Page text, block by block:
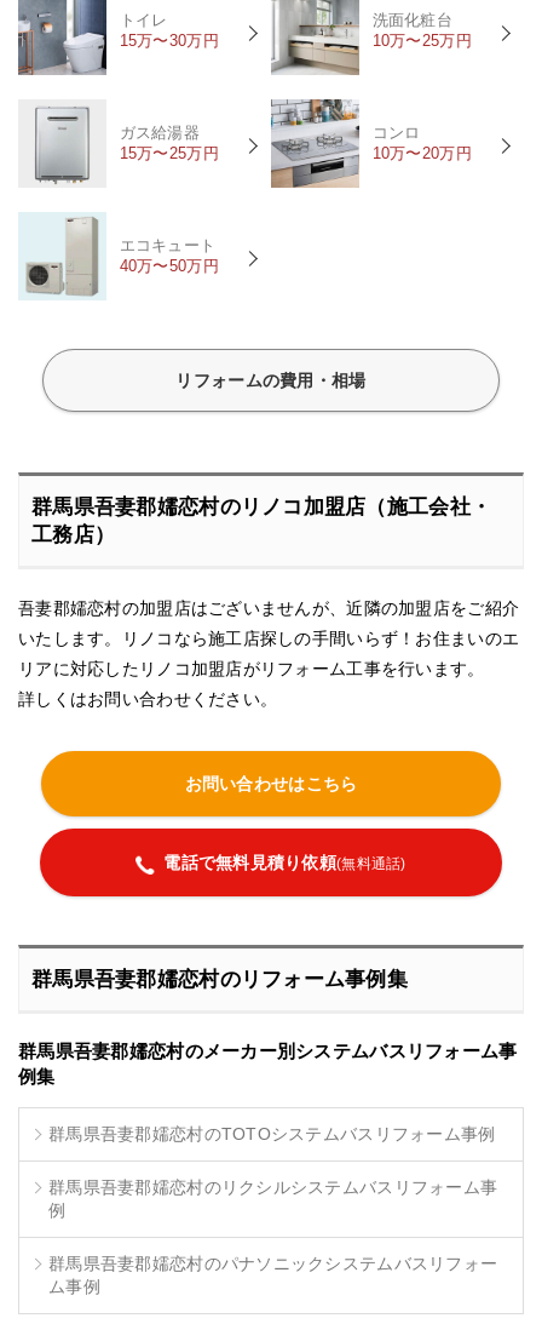
トイレ
15万〜30万円
洗面化粧台
10万〜25万円
ガス給湯器
15万〜25万円
コンロ
10万〜20万円
エコキュート
40万〜50万円
リフォームの費用・相場
群馬県吾妻郡嬬恋村のリノコ加盟店（施工会社・
工務店）
吾妻郡嬬恋村の加盟店はございませんが、近隣の加盟店をご紹介
いたします。リノコなら施工店探しの手間いらず！お住まいのエ
リアに対応したリノコ加盟店がリフォーム工事を行います。
詳しくはお問い合わせください。
お問い合わせはこちら
電話で無料見積り依頼(無料通話)
群馬県吾妻郡嬬恋村のリフォーム事例集
群馬県吾妻郡嬬恋村のメーカー別システムバスリフォーム事
例集
群馬県吾妻郡嬬恋村のTOTOシステムバスリフォーム事例
群馬県吾妻郡嬬恋村のリクシルシステムバスリフォーム事
例
群馬県吾妻郡嬬恋村のパナソニックシステムバスリフォー
ム事例